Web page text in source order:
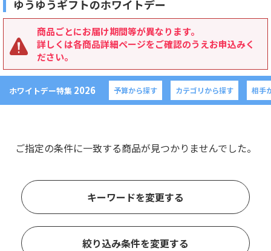
ゆうゆうギフトのホワイトデー
商品ごとにお届け期間等が異なります。
詳しくは各商品詳細ページをご確認のうえお申込みく
ださい。
ホワイトデー特集 2026 予算から探す カテゴリから探す 相手
ご指定の条件に一致する商品が見つかりませんでした。
キーワードを変更する
絞り込み条件を変更する